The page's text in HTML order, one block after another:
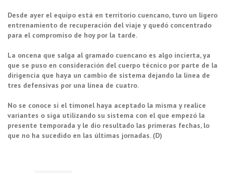
Desde ayer el equipo está en territorio cuencano, tuvo un ligero
entrenamiento de recuperación del viaje y quedó concentrado
para el compromiso de hoy por la tarde.
La oncena que salga al gramado cuencano es algo incierta, ya
que se puso en consideración del cuerpo técnico por parte de la
dirigencia que haya un cambio de sistema dejando la línea de
tres defensivas por una línea de cuatro.
No se conoce si el timonel haya aceptado la misma y realice
variantes o siga utilizando su sistema con el que empezó la
presente temporada y le dio resultado las primeras fechas, lo
que no ha sucedido en las últimas jornadas. (D)